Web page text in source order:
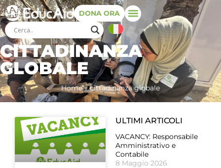
DONA ORA
CITTADINANZA
GLOBALE
Home»cittadinanza globale
ULTIMI ARTICOLI
VACANCY: Responsabile
Amministrativo e
Contabile
8 Maggio 2026